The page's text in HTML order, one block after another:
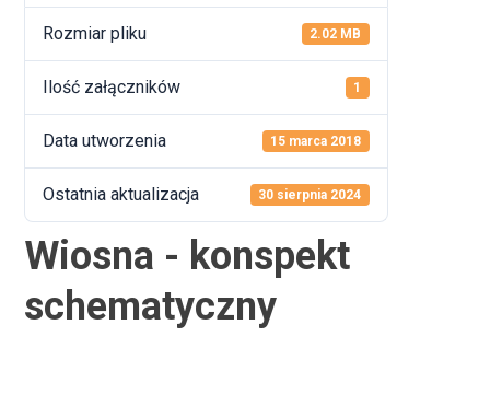
Rozmiar pliku 2.02 MB
Ilość załączników 1
Data utworzenia 15 marca 2018
Ostatnia aktualizacja 30 sierpnia 2024
Wiosna - konspekt
schematyczny